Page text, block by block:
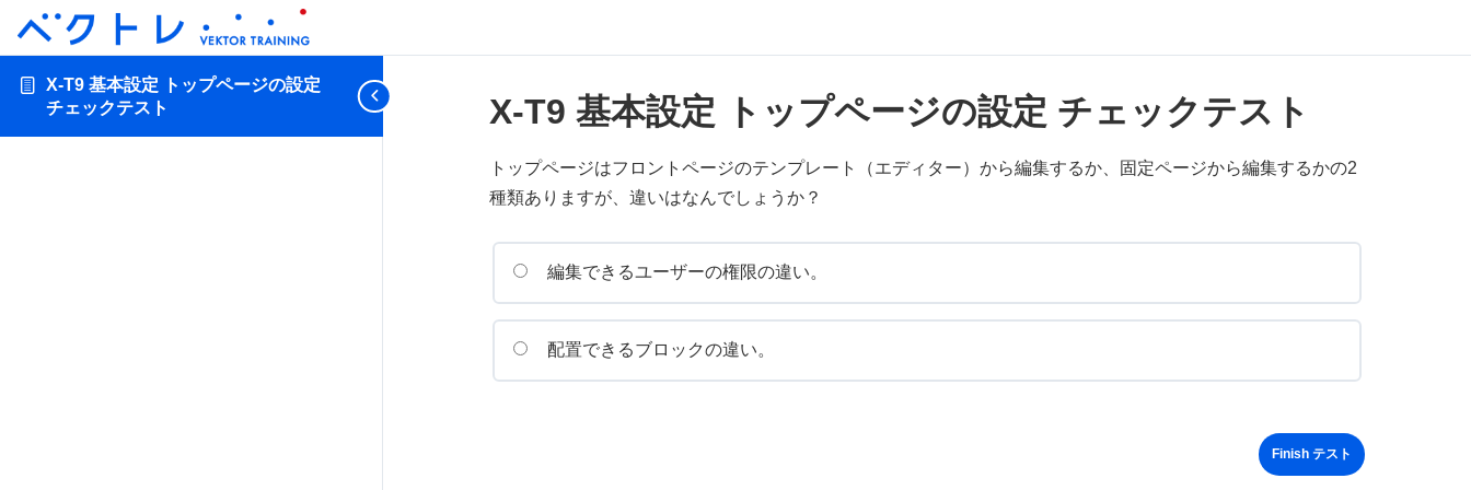
X-T9 基本設定 トップページの設定
チェックテスト
X-T9 基本設定 トップページの設定 チェックテスト
トップページはフロントページのテンプレート（エディター）から編集するか、固定ページから編集するかの2
種類ありますが、違いはなんでしょうか？
編集できるユーザーの権限の違い。
配置できるブロックの違い。